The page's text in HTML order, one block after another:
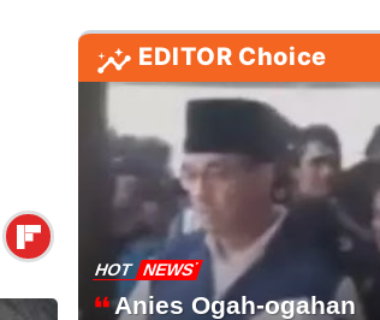
EDITOR Choice
HOT NEWS
Anies Ogah-ogahan